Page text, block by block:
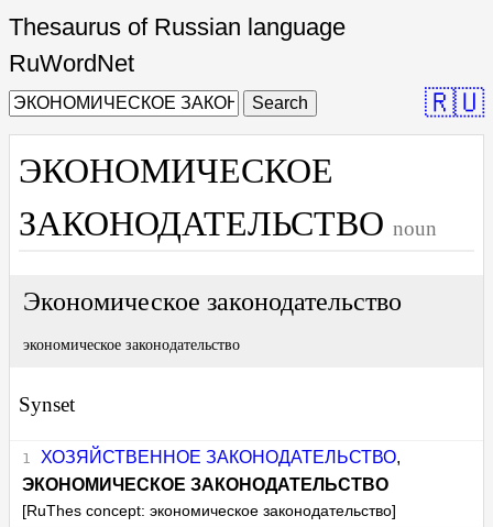
Thesaurus of Russian language
RuWordNet
Search 🇷🇺
ЭКОНОМИЧЕСКОЕ
ЗАКОНОДАТЕЛЬСТВО noun
Экономическое законодательство
экономическое законодательство
Synset
ХОЗЯЙСТВЕННОЕ ЗАКОНОДАТЕЛЬСТВО,
ЭКОНОМИЧЕСКОЕ ЗАКОНОДАТЕЛЬСТВО
[RuThes concept: экономическое законодательство]